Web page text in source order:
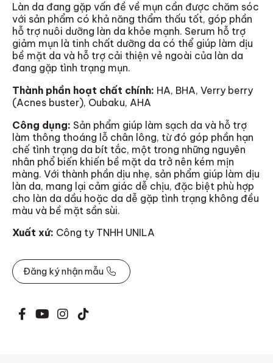
Làn da đang gặp vấn đề về mụn cần được chăm sóc
với sản phẩm có khả năng thẩm thấu tốt, góp phần
hỗ trợ nuôi dưỡng làn da khỏe mạnh. Serum hỗ trợ
giảm mụn là tinh chất dưỡng da có thể giúp làm dịu
bề mặt da và hỗ trợ cải thiện vẻ ngoài của làn da
đang gặp tình trạng mụn.
Thành phần hoạt chất chính: HA, BHA, Verry berry
(Acnes buster), Oubaku, AHA
Công dụng: Sản phẩm giúp làm sạch da và hỗ trợ
làm thông thoáng lỗ chân lông, từ đó góp phần hạn
chế tình trạng da bít tắc, một trong những nguyên
nhân phổ biến khiến bề mặt da trở nên kém mịn
màng. Với thành phần dịu nhẹ, sản phẩm giúp làm dịu
làn da, mang lại cảm giác dễ chịu, đặc biệt phù hợp
cho làn da dầu hoặc da dễ gặp tình trạng không đều
màu và bề mặt sần sùi.
Xuất xứ: Công ty TNHH UNILA
Đăng ký nhận mẫu